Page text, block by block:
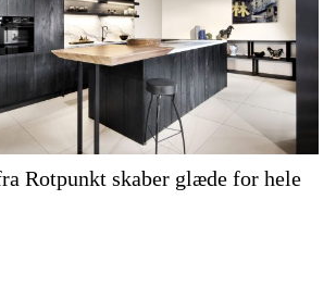
Rotpunkt skaber glæde for hele